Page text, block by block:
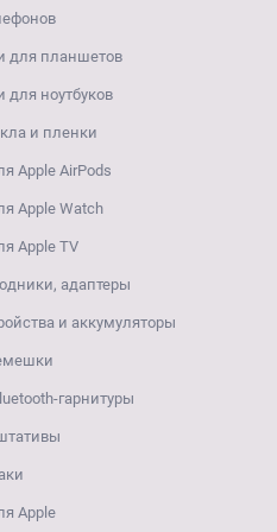
для планшетов
для ноутбуков
и пленки
Apple AirPods
Apple Watch
Apple TV
адаптеры
и аккумуляторы
гарнитуры
Apple